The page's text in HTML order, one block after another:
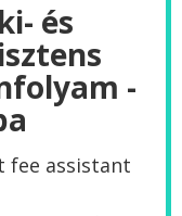
és
-
fee assistant